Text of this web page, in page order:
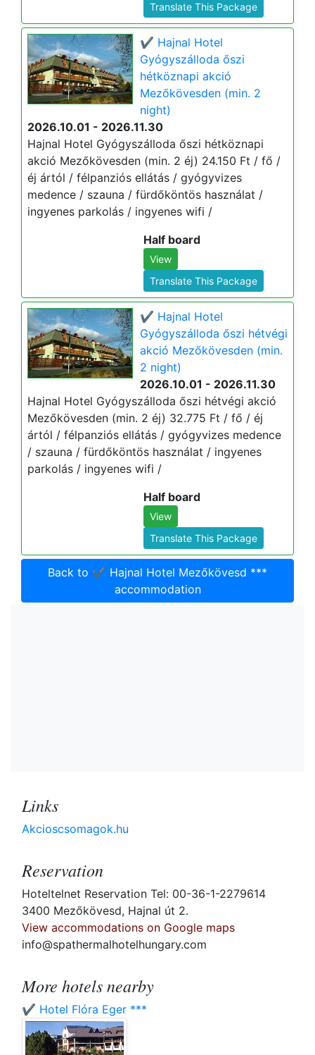
Translate This Package
✔️ Hajnal Hotel
Gyógyszálloda őszi
hétköznapi akció
Mezőkövesden (min. 2
night)
2026.10.01 - 2026.11.30
Hajnal Hotel Gyógyszálloda őszi hétköznapi
akció Mezőkövesden (min. 2 éj) 24.150 Ft / fő /
éj ártól / félpanziós ellátás / gyógyvizes
medence / szauna / fürdőköntös használat /
ingyenes parkolás / ingyenes wifi /
Half board
View
Translate This Package
✔️ Hajnal Hotel
Gyógyszálloda őszi hétvégi
akció Mezőkövesden (min.
2 night)
2026.10.01 - 2026.11.30
Hajnal Hotel Gyógyszálloda őszi hétvégi akció
Mezőkövesden (min. 2 éj) 32.775 Ft / fő / éj
ártól / félpanziós ellátás / gyógyvizes medence
/ szauna / fürdőköntös használat / ingyenes
parkolás / ingyenes wifi /
Half board
View
Translate This Package
Back to ✔️ Hajnal Hotel Mezőkövesd ***
accommodation
Links
Akcioscsomagok.hu
Reservation
Hoteltelnet Reservation Tel: 00-36-1-2279614
3400 Mezőkövesd, Hajnal út 2.
View accommodations on Google maps
info@spathermalhotelhungary.com
More hotels nearby
✔️ Hotel Flóra Eger ***